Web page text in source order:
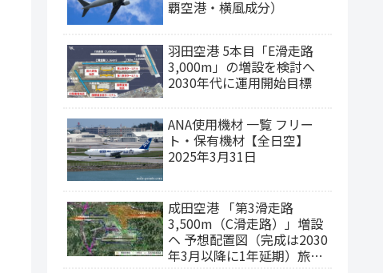
覇空港・横風成分）
羽田空港 5本目「E滑走路
3,000m」の増設を検討へ
2030年代に運用開始目標
ANA使用機材 一覧 フリー
ト・保有機材【全日空】
2025年3月31日
成田空港 「第3滑走路
3,500m（C滑走路）」増設
ヘ 予想配置図（完成は2030
年3月以降に1年延期）旅客